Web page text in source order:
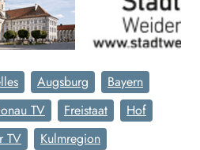
Augsburg
Bayern
TV Freistaat
Hof
TV
Kulmregion